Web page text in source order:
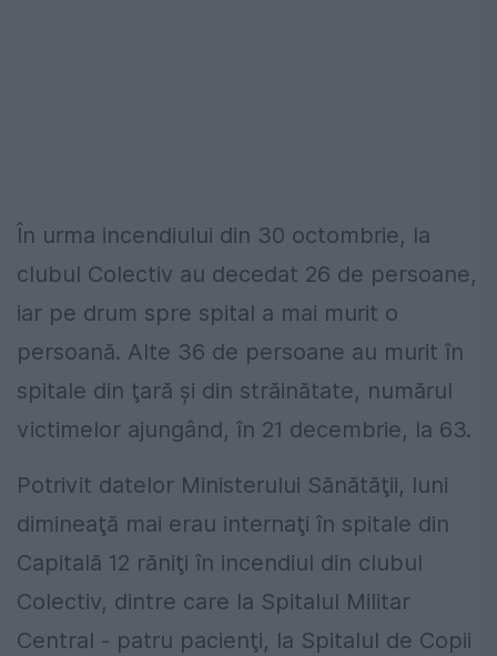
În urma incendiului din 30 octombrie, la
clubul Colectiv au decedat 26 de persoane,
iar pe drum spre spital a mai murit o
persoană. Alte 36 de persoane au murit în
spitale din ţară şi din străinătate, numărul
victimelor ajungând, în 21 decembrie, la 63.
Potrivit datelor Ministerului Sănătăţii, luni
dimineaţă mai erau internaţi în spitale din
Capitală 12 răniţi în incendiul din clubul
Colectiv, dintre care la Spitalul Militar
Central - patru pacienţi, la Spitalul de Copii